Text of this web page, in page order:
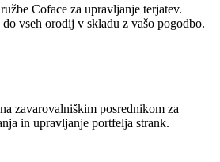
Coface za upravljanje terjatev.
do vseh orodij v skladu z vašo pogodbo.
zavarovalniškim posrednikom za
in upravljanje portfelja strank.